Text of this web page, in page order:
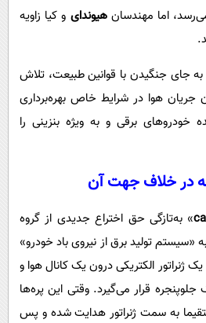
بین الملل
اجتماعی
سیاست خارجی
اما مهندسانهیوندای و کیا زاویه
به جای جنگیدن با قوانین طبیعت، تلاش
جریان هوا در شرایط خاص بهره‌برداری
خودروهای برقی و به‌ ویژه بنزینی را
در خلاف جهت آن
» به‌تازگی حق اختراع جدیدی از گروه
تولید برق از نیروی باد خودرو»
ژنراتور الکتریکی درون یک کانال هوا و
قرار می‌گیرد. وقتی این پره‌ها
به سمت ژنراتور هدایت شده و پس